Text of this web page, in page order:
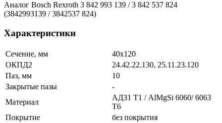
Аналог Bosch Rexroth 3 842 993 139 / 3 842 537 824
(3842993139 / 3842537 824)
Характеристики
Сечение, мм
40х120
ОКПД2
24.42.22.130, 25.11.23.120
Паз, мм
10
Закрытые пазы
-
Материал
АДЗ1 Т1 / AlMgSi 6060/ 6063
Т6
Покрытие
без покрытия